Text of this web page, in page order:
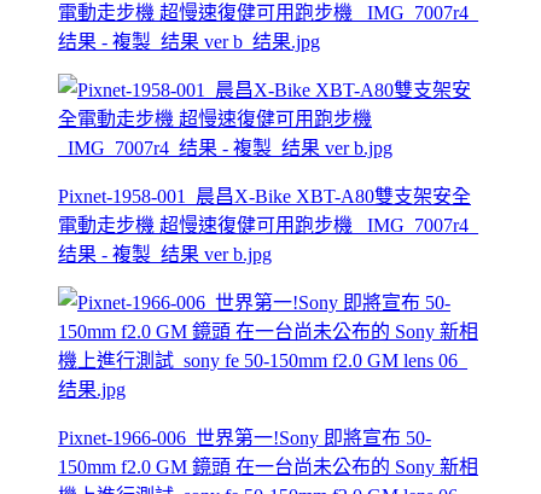
電動走步機 超慢速復健可用跑步機 _IMG_7007r4_
结果 - 複製_结果 ver b_结果.jpg
Pixnet-1958-001_晨昌X-Bike XBT-A80雙支架安全
電動走步機 超慢速復健可用跑步機 _IMG_7007r4_
结果 - 複製_结果 ver b.jpg
Pixnet-1966-006_世界第一!Sony 即將宣布 50-
150mm f2.0 GM 鏡頭 在一台尚未公布的 Sony 新相